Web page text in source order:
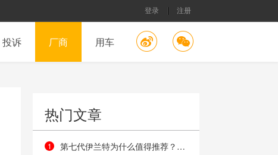
登录 注册
投诉 厂商 用车
热门文章
1 第七代伊兰特为什么值得推荐？这几个方面最有价值